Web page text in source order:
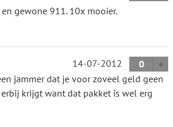
gewone 911. 10x mooier.
14-07-2012
0
jammer dat je voor zoveel geld geen
krijgt want dat pakket is wel erg